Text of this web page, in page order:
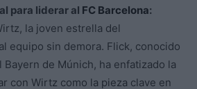
para liderar al FC Barcelona:
la joven estrella del
equipo sin demora. Flick, conocido
de Múnich, ha enfatizado la
con Wirtz como la pieza clave en